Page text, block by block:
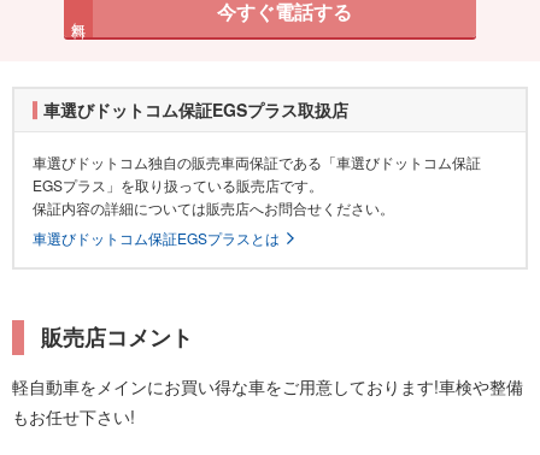
今すぐ電話する
車選びドットコム保証EGSプラス取扱店
車選びドットコム独自の販売車両保証である「車選びドットコム保証
EGSプラス」を取り扱っている販売店です。
保証内容の詳細については販売店へお問合せください。
車選びドットコム保証EGSプラスとは
販売店コメント
軽自動車をメインにお買い得な車をご用意しております!車検や整備
もお任せ下さい!